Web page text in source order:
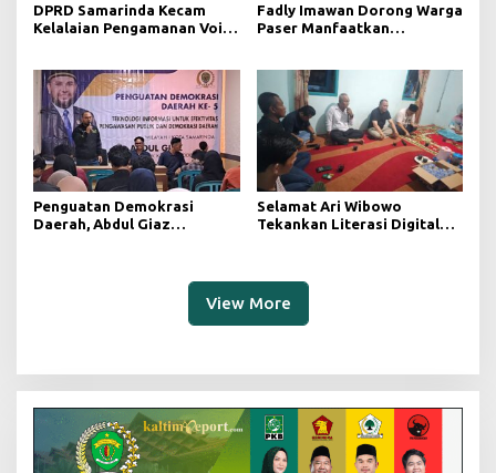
DPRD Samarinda Kecam
Kelalaian Pengamanan Void
Fadly Imawan Dorong Warga
Paser Manfaatkan
Pemerintahan
Penguatan Demokrasi
Daerah, Abdul Giaz
Selamat Ari Wibowo
Tekankan Literasi Digital
View More